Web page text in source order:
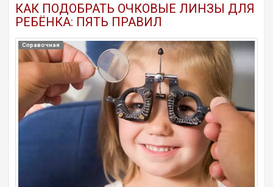
КАК ПОДОБРАТЬ ОЧКОВЫЕ ЛИНЗЫ ДЛЯ
РЕБЁНКА: ПЯТЬ ПРАВИЛ
Справочная